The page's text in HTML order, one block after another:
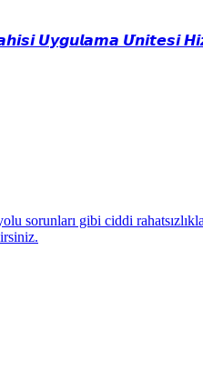
𝙐𝙮𝙜𝙪𝙡𝙖𝙢𝙖 𝙐̈𝙣𝙞𝙩𝙚𝙨𝙞
sorunları gibi ciddi